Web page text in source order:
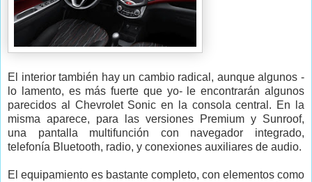
El interior también hay un cambio radical, aunque algunos -
lo lamento, es más fuerte que yo- le encontrarán algunos
parecidos al Chevrolet Sonic en la consola central. En la
misma aparece, para las versiones Premium y Sunroof,
una pantalla multifunción con navegador integrado,
telefonía Bluetooth, radio, y conexiones auxiliares de audio.
El equipamiento es bastante completo, con elementos como